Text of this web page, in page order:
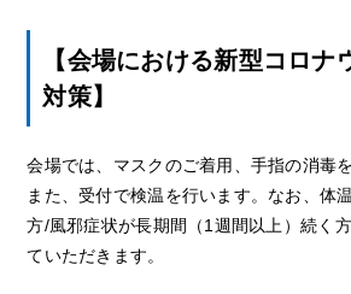
【会場における新型コロナ
対策】
会場では、マスクのご着用、手指の消毒
また、受付で検温を行います。なお、体
方/風邪症状が長期間（1週間以上）続く
ていただきます。